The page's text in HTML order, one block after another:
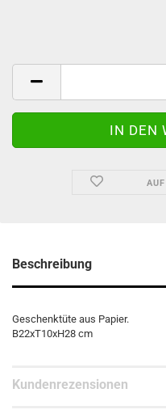
Beschreibung
Geschenktüte aus Papier.
B22xT10xH28 cm
Kundenrezensionen